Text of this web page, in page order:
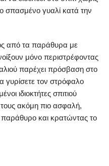
σπασμένο γυαλί κατά την
από τα παράθυρα με
μόνο περιστρέφοντας
παρέχει πρόσβαση στο
γυρίσετε τον στρόφαλο
ιδιοκτήτες σπιτιού
ακόμη πιο ασφαλή,
και κρατώντας το